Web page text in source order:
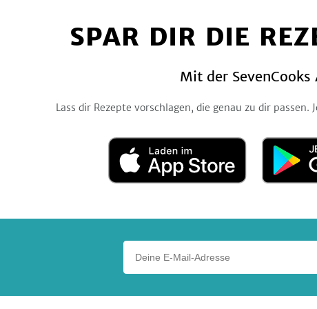
FacebookTwitter
Pinterest
SPAR DIR DIE
Mit der SevenCooks
Lass dir Rezepte vorschlagen, die genau zu dir passen.
Laden
im
App
Jetzt
Google